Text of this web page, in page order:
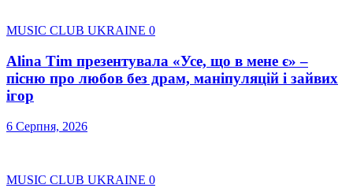
MUSIC CLUB UKRAINE 0
Alina Tim презентувала «Усе, що в мене є» –
пісню про любов без драм, маніпуляцій і зайвих
ігор
6 Серпня, 2026
MUSIC CLUB UKRAINE 0